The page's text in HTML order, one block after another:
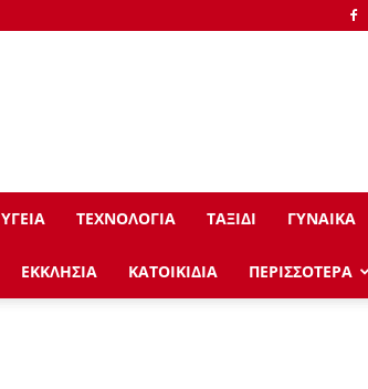
ΥΓΕΙΑ ΤΕΧΝΟΛΟΓΙΑ ΤΑΞΙΔΙ ΓΥΝΑΙΚΑ
ΕΚΚΛΗΣΙΑ ΚΑΤΟΙΚΙΔΙΑ ΠΕΡΙΣΣΟΤΕΡΑ